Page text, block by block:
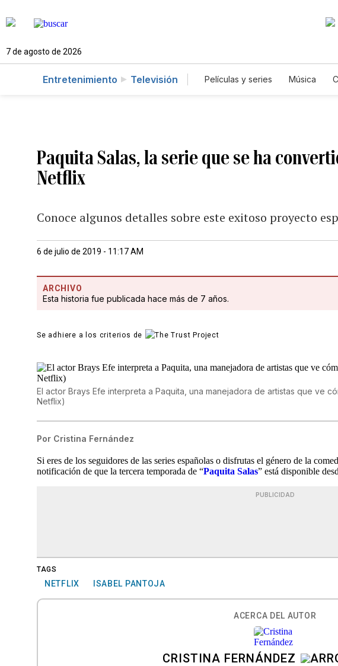
7 de agosto de 2026
Entretenimiento Televisión Películas y series Música
Paquita Salas, la serie que se ha
Netflix
Conoce algunos detalles sobre este exitoso proyecto
6 de julio de 2019 - 11:17 AM
ARCHIVO
Esta historia fue publicada hace más de 7 años.
Se adhiere a los criterios de
El actor Brays Efe interpreta a Paquita, una manejadora de artistas que ve
Netflix)
Por Cristina Fernández
Si eres de los seguidores de las series españolas o disfrutas el género de la
notificación de que la tercera temporada de “Paquita Salas” está disponible
PUBLICIDAD
TAGS
NETFLIX ISABEL PANTOJA
ACERCA DEL AUTOR
CRISTINA FERNÁNDEZ